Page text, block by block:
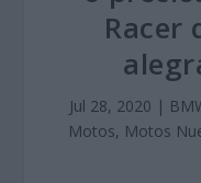
Racer
Jul 28, 2020 |
Motos, Motos